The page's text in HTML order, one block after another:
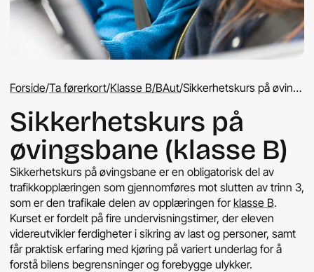
Forside/Ta førerkort/Klasse B/BAut/ Sikkerhetskurs på øvingsbane …
Sikkerhetskurs på
øvingsbane (klasse B)
Sikkerhetskurs på øvingsbane er en obligatorisk del av
trafikkopplæringen som gjennomføres mot slutten av trinn 3,
som er den trafikale delen av opplæringen forklasse B.
Kurset er fordelt på fire undervisningstimer, der eleven
videreutvikler ferdigheter i sikring av last og personer, samt
får praktisk erfaring med kjøring på variert underlag for å
forstå bilens begrensninger og forebygge ulykker.